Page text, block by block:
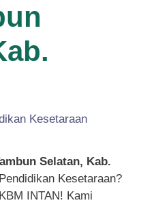
Kesetaraan
Selatan, Kab.
Kesetaraan?
INTAN! Kami